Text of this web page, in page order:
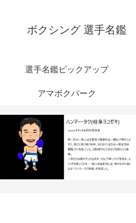
ボクシング 選手名鑑
選手名鑑ピックアップ
アマボクパーク